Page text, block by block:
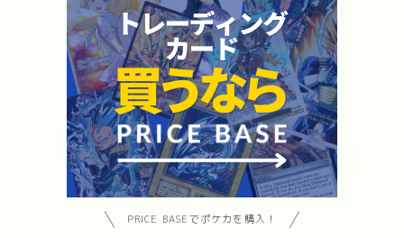
PRICE BASEでポケカを購入！